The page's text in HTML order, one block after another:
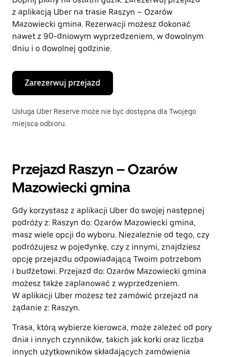
kalendarz.
z aplikacją Uber na trasie Raszyn – Ozarów
Mazowiecki gmina. Rezerwacji możesz dokonać
nawet z 90-dniowym wyprzedzeniem, w dowolnym
dniu i o dowolnej godzinie.
Zarezerwuj przejazd
Usługa Uber Reserve może nie być dostępna dla Twojego
miejsca odbioru.
Przejazd Raszyn – Ozarów
Mazowiecki gmina
Gdy korzystasz z aplikacji Uber do swojej następnej
podróży z: Raszyn do: Ozarów Mazowiecki gmina,
masz wiele opcji do wyboru. Niezależnie od tego, czy
podróżujesz w pojedynkę, czy z innymi, znajdziesz
opcję przejazdu odpowiadającą Twoim potrzebom
i budżetowi. Przejazd do: Ozarów Mazowiecki gmina
możesz także zaplanować z wyprzedzeniem.
W aplikacji Uber możesz też zamówić przejazd na
żądanie z: Raszyn.
Trasa, którą wybierze kierowca, może zależeć od pory
dnia i innych czynników, takich jak korki oraz liczba
innych użytkowników składających zamówienia